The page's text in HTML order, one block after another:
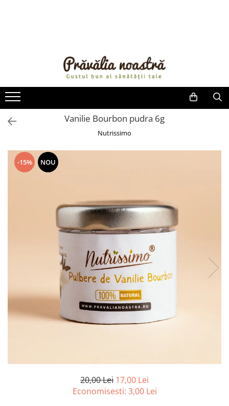
ULEIURI ȘI UNTURI
MĂSLINE
NUCI ȘI SEMINȚE
FRUCTE DESHIDRATATE
FRUCTE LA CONSERVĂ
OȚETURI ȘI SOSURI
BĂUTURI / LAPTE VEGETAL
CREME ȘI PASTE TARTINABILE
CEAIURI GRECEȘTI
CIOCOLATĂ ȘI CACAO
HEALTHY SNACKS
SUPERALIMENTE
Vanilie Bourbon pudra 6g
Nutrissimo
-15% NOU
20,00 Lei 17,00 Lei
Economisesti: 3,00 Lei